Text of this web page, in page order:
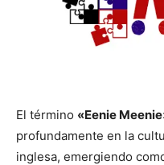
El término «Eenie
profundamente en la
inglesa, emergiendo